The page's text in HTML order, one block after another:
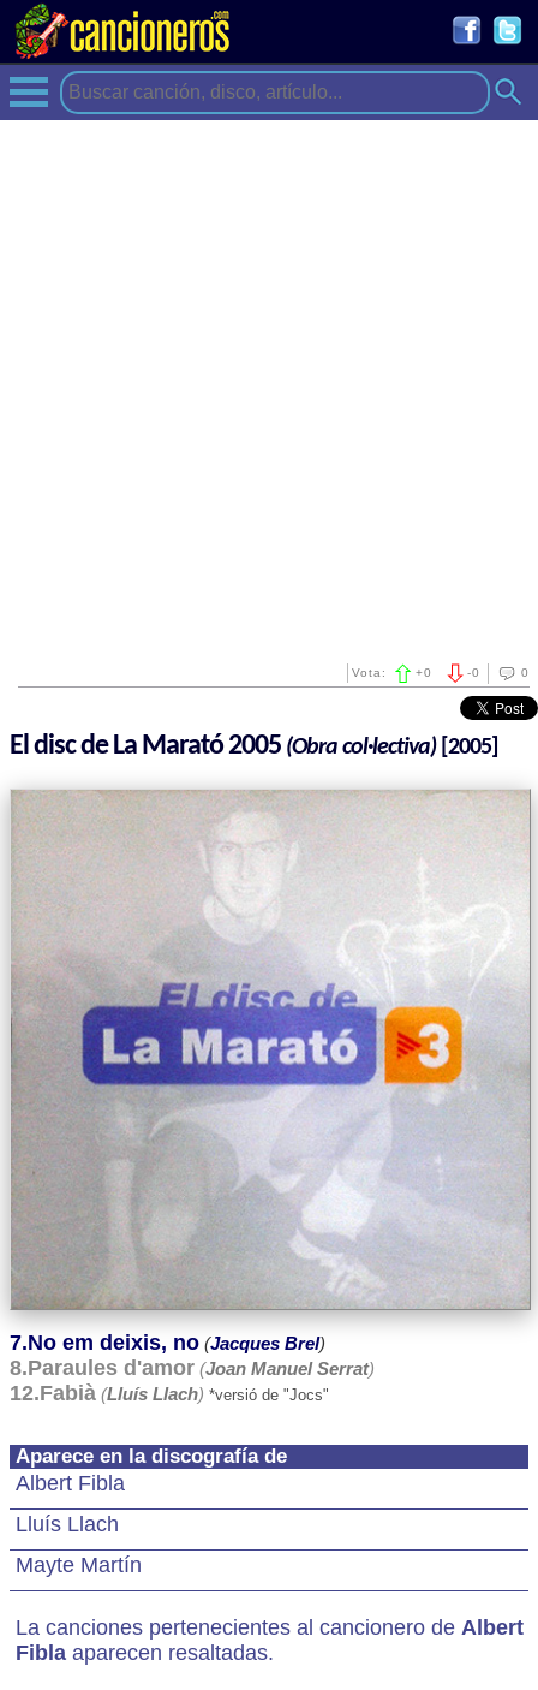
0
-0
Vota: +0
El disc de La Marató 2005 (Obra col·lectiva)[2005]
Aparece en la discografía de
Albert Fibla
Lluís Llach
Mayte Martín
La canciones pertenecientes al cancionero de Albert
Fibla aparecen resaltadas.
7.No em deixis, no (Jacques Brel)
8.Paraules d'amor (Joan Manuel Serrat)
12.Fabià (Lluís Llach) *versió de "Jocs"